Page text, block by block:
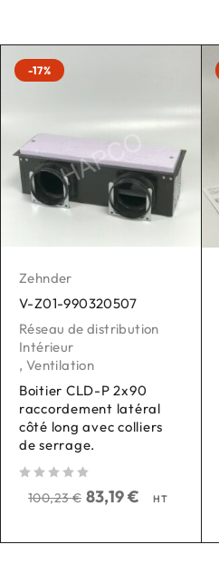
-17%
Zehnder
V-Z01-990320507
Réseau de distribution
Intérieur
, Ventilation
Boitier CLD-P 2x90
raccordement latéral
côté long avec colliers
de serrage.
100,23€ 83,19€ HT